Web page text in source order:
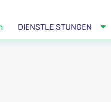
DIENSTLEISTUNGEN